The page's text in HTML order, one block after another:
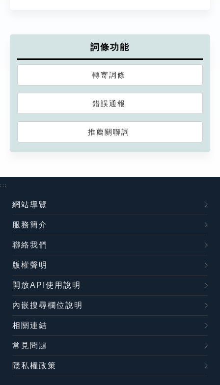
詞條功能
轉寄詞條
錯誤通報
推薦關聯詞
:::
網站導覽
服務簡介
聯絡我們
版權聲明
開放API使用說明
內嵌搜尋欄位說明
相關連結
常見問題
隱私權政策